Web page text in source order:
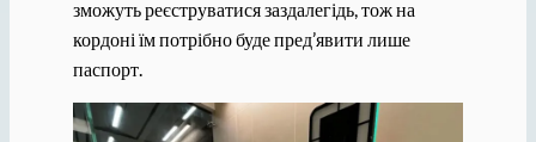
зможуть реєструватися заздалегідь, тож на
кордоні їм потрібно буде пред’явити лише
паспорт.